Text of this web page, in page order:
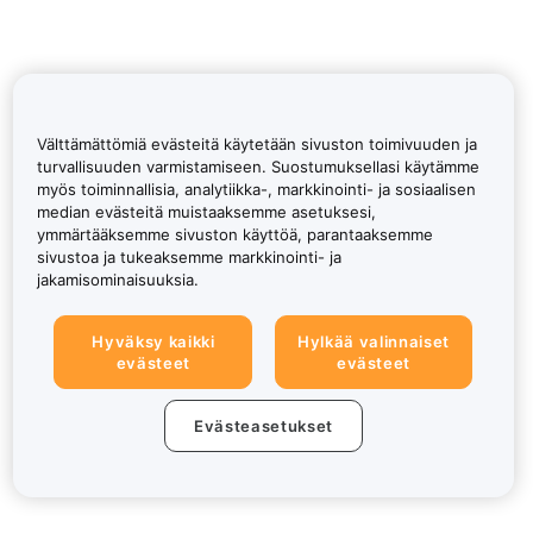
Välttämättömiä evästeitä käytetään sivuston toimivuuden ja
turvallisuuden varmistamiseen. Suostumuksellasi käytämme
myös toiminnallisia, analytiikka-, markkinointi- ja sosiaalisen
median evästeitä muistaaksemme asetuksesi,
ymmärtääksemme sivuston käyttöä, parantaaksemme
sivustoa ja tukeaksemme markkinointi- ja
jakamisominaisuuksia.
Hyväksy kaikki
evästeet
Hylkää valinnaiset
evästeet
Evästeasetukset